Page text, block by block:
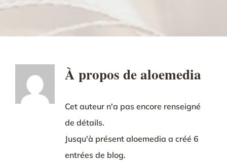
À propos dealoemedia
Cet auteur n'a pas encore renseigné
de détails.
Jusqu'à présent aloemedia a créé 6
entrées de blog.